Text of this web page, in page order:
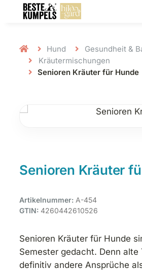
Hund
Gesundheit &
Kräutermischungen
Senioren Kräuter für Hunde
Senioren Kräuter
Artikelnummer: A-454
GTIN: 4260442610526
Senioren Kräuter für Hunde
Semester gedacht. Denn alte
definitiv andere Ansprüche